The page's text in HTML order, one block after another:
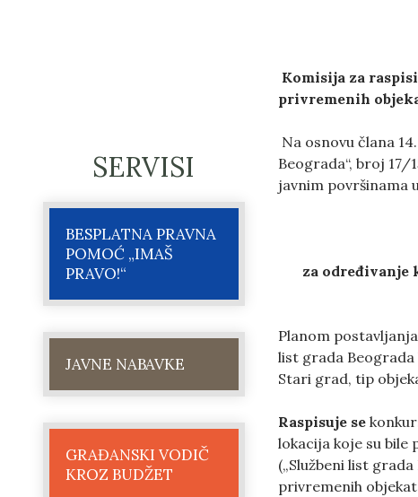
SERVISI
BESPLATNA PRAVNA
POMOĆ „IMAŠ
PRAVO!“
JAVNE NABAVKE
GRAĐANSKI VODIČ
KROZ BUDŽET
Komisija za
privremenih
Na osnovu člana
Beograda“, broj 17/
javnim površinama
za određivanje
Planom
list grada
Stari grad, tip
Raspisuje se
lokacija koje su
(„Službeni list
privremenih